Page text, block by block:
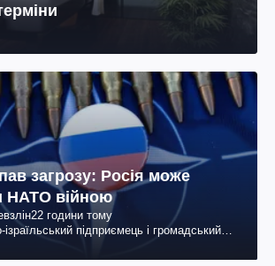
загрозу: Росія може
НАТО війною
22 години тому
ізраїльський підприємець і громадський